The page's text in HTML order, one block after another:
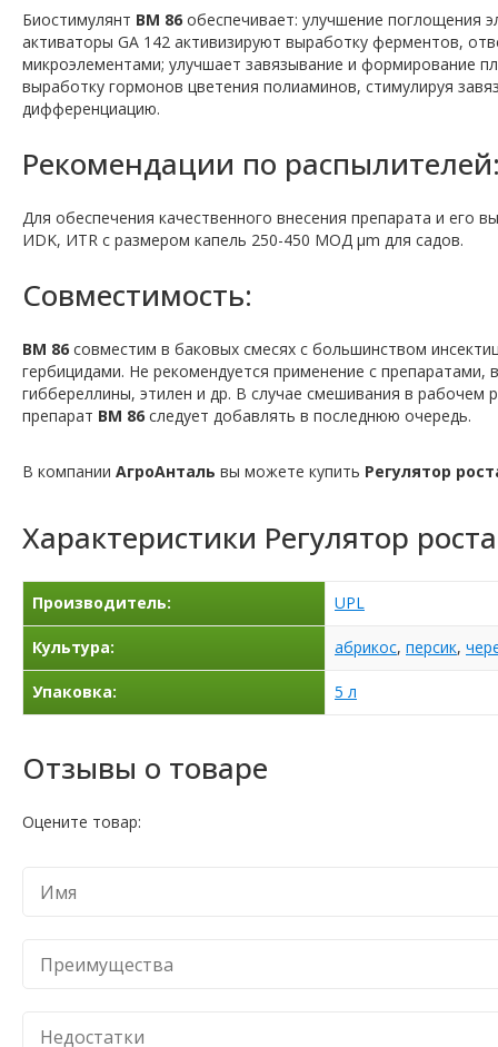
Биостимулянт ВМ 86 обеспечивает: улучшение поглощения
активаторы GA 142 активизируют выработку ферментов,
микроэлементами; улучшает завязывание и формирование
выработку гормонов цветения полиаминов, стимулируя
дифференциацию.
Рекомендации по
Для обеспечения качественного внесения препарата и его
ИDK, ИTR с размером капель 250-450 МОД μm для садов.
Совместимость:
ВМ 86 совместим в баковых смесях с большинством
гербицидами. Не рекомендуется применение с
гиббереллины, этилен и др. В случае смешивания в
препарат ВМ 86 следует добавлять в последнюю очередь.
В компании АгроАнталь вы можете купить Регулятор
Характеристики Регулятор
Производитель: UPL
Культура: абрикос, персик,
Упаковка: 5 л
Отзывы о товаре
Оцените товар: